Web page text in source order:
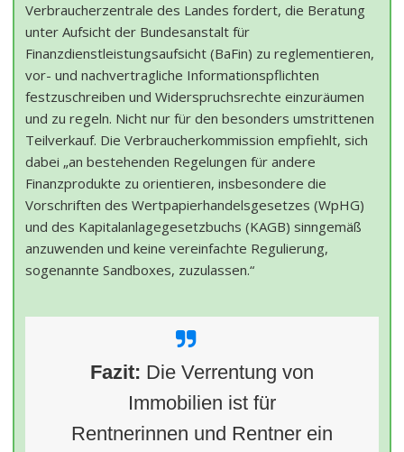
Verbraucherzentrale des Landes fordert, die Beratung
unter Aufsicht der Bundesanstalt für
Finanzdienstleistungsaufsicht (BaFin) zu reglementieren,
vor- und nachvertragliche Informationspflichten
festzuschreiben und Widerspruchsrechte einzuräumen
und zu regeln. Nicht nur für den besonders umstrittenen
Teilverkauf. Die Verbraucherkommission empfiehlt, sich
dabei „an bestehenden Regelungen für andere
Finanzprodukte zu orientieren, insbesondere die
Vorschriften des Wertpapierhandelsgesetzes (WpHG)
und des Kapitalanlagegesetzbuchs (KAGB) sinngemäß
anzuwenden und keine vereinfachte Regulierung,
sogenannte Sandboxes, zuzulassen.“
Fazit: Die Verrentung von
Immobilien ist für
Rentnerinnen und Rentner ein